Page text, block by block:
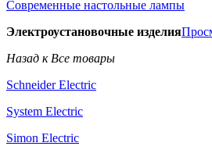
Современные настольные лампы
Электроустановочные изделия
Назад к Все товары
Schneider Electric
System Electric
Simon Electric